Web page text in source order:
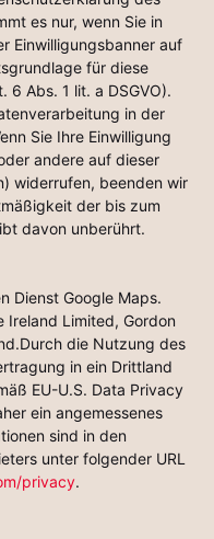
es nur, wenn Sie in
Einwilligungsbanner auf
für diese
6 Abs. 1 lit. a DSGVO).
in der
Sie Ihre Einwilligung
andere auf dieser
widerrufen, beenden wir
der bis zum
davon unberührt.
Dienst Google Maps.
Ireland Limited, Gordon
die Nutzung des
in ein Drittland
EU-U.S. Data Privacy
ein angemessenes
sind in den
unter folgender URL
privacy.